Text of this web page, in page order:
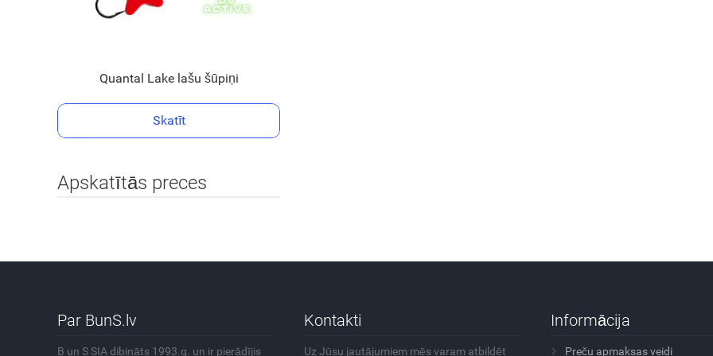
Quantal Lake lašu šūpiņi
Skatīt
Apskatītās preces
Par BunS.lv
B un S SIA dibināts 1993.g. un ir pierādījis
Kontakti
Uz Jūsu jautājumiem mēs varam atbildēt
Informācija
Preču apmaksas veidi